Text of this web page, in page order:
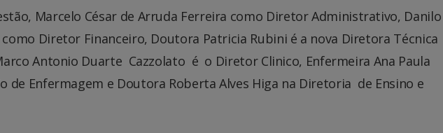
Marcelo César de Arruda Ferreira como Diretor Administrativo, Danilo
como Diretor Financeiro, Doutora Patricia Rubini é a nova Diretora Técnica
Antonio Duarte Cazzolato é o Diretor Clinico, Enfermeira Ana Paula
de Enfermagem e Doutora Roberta Alves Higa na Diretoria de Ensino e